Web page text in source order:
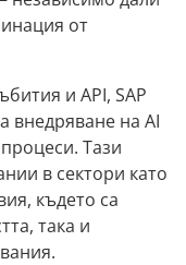
от
и API, SAP
внедряване на AI
Тази
в сектори като
където са
така и